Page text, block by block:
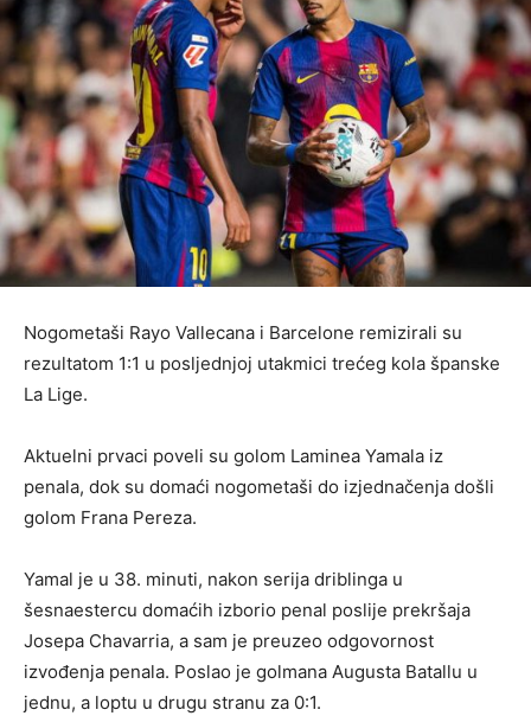
Nogometaši Rayo Vallecana i Barcelone remizirali su
rezultatom 1:1 u posljednjoj utakmici trećeg kola španske
La Lige.
Aktuelni prvaci poveli su golom Laminea Yamala iz
penala, dok su domaći nogometaši do izjednačenja došli
golom Frana Pereza.
Yamal je u 38. minuti, nakon serija driblinga u
šesnaestercu domaćih izborio penal poslije prekršaja
Josepa Chavarria, a sam je preuzeo odgovornost
izvođenja penala. Poslao je golmana Augusta Batallu u
jednu, a loptu u drugu stranu za 0:1.